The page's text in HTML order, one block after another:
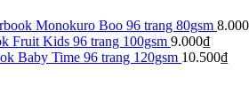
Monokuro Boo 96 trang 80gsm 8.000
Fruit Kids 96 trang 100gsm 9.000₫
Baby Time 96 trang 120gsm 10.500₫